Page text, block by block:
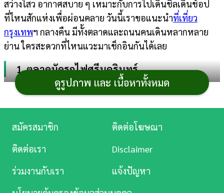
สว่างไสว อากาศสบาย ๆ เหมาะกับการไปเดินชิลเดินช้อป
ที่ไหนสักแห่งเพื่อผ่อนคลาย วันนี้เราขอแนะนำที่เที่ยว
กรุงเทพฯ กลางคืน มีทั้งตลาดและถนนคนเดินหลากหลาย
ย่าน ใครสะดวกที่ไหนแวะมาเช็กอินกันได้เลย
1. ตลาดนัดรถไฟศรีนครินทร์
ตลาดนัดกลางคืนสุดแนว พิกัดอยู่ด้านหลังห้าง
ร้านรองเท้า ร้านนั่งแฮงก์เอาต์บรรยากาศโกดังเก่า และสตรีต
ฟู้ดหลากหลาย ช่วงเย็น ๆ จนถึงค่ำแวะมาช้อปและชิม รวม
ดูรูปภาพ และ เนื้อหาทั้งหมด
การ
ศึกษา
บันเทิง
ดู
Music
สมัครสมาชิก
ติดต่อโฆษณา
ติดต่อเรา
Disclaimer
ร่วมงานกับเรา
แจ้งปัญหา